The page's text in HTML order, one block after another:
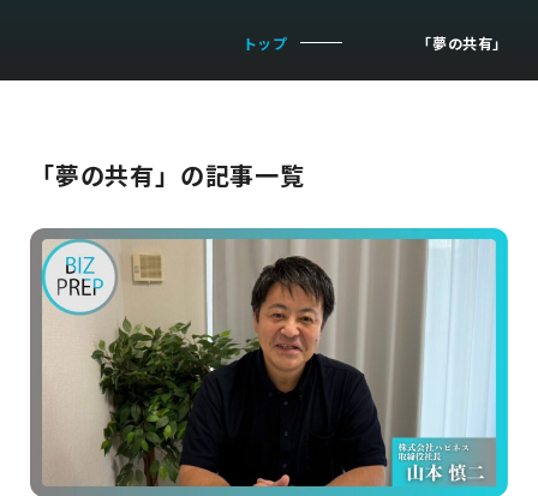
トップ 「夢の共有」
「夢の共有」の記事一覧